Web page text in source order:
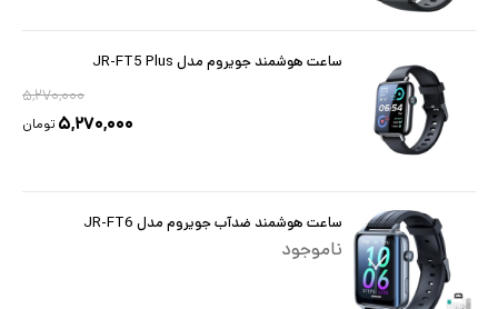
ساعت هوشمند جویروم مدل JR-FT5 Plus
۵,۲۷۰,۰۰۰
۵,۲۷۰,۰۰۰ تومان
ساعت هوشمند ضدآب جویروم مدل JR-FT6
ناموجود